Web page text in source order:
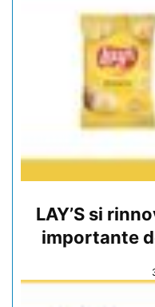
LAY’S si
importante